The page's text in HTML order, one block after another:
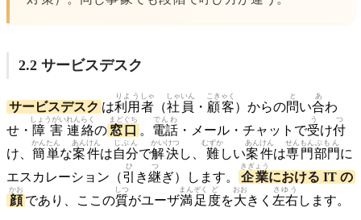
2.2 サービスデスク
サービスデスク は利用
りよう
者
しゃ
（社員
しゃいん
・ 顧客
こきゃく
）からの問
と
い合
あ
わ
せ・ 障害
しょうがい
連絡
れんらく
の 窓口
まどぐち
。 電話
でんわ
・メール・チャットで受
う
け付
つ
け、 簡単
かんたん
な案件
あんけん
は自分
じぶん
で解決
かいけつ
し、 難
むずか
しい案件
あんけん
は専門
せんもん
部門
ぶもん
に
エスカレーション（引
ひ
き継
つ
ぎ）します。 企業
きぎょう
における IT の
顔
かお
であり、ここの質
しつ
がユーザ満足
まんぞく
度
ど
を大
おお
きく 左右
さゆう
します。